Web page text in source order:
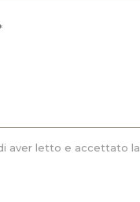
aver letto e accettato la